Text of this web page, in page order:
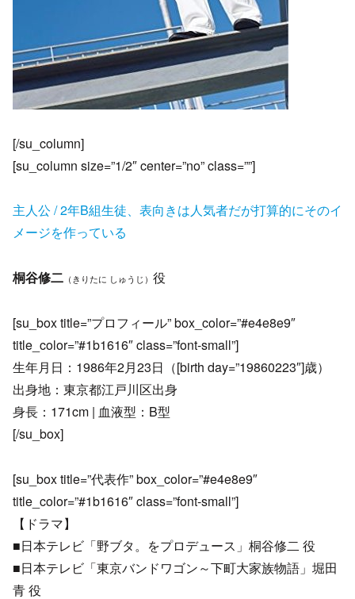
[/su_column]
[su_column size=”1/2″ center=”no” class=””]
主人公 / 2年B組生徒、表向きは人気者だが打算的にそのイ
メージを作っている
桐谷修二 （きりたに しゅうじ） 役
[su_box title=”プロフィール” box_color=”#e4e8e9″
title_color=”#1b1616″ class=”font-small”]
生年月日：1986年2月23日（[birth day=”19860223″]歳）
出身地：東京都江戸川区出身
身長：171cm | 血液型：B型
[/su_box]
[su_box title=”代表作” box_color=”#e4e8e9″
title_color=”#1b1616″ class=”font-small”]
【ドラマ】
■日本テレビ「野ブタ。をプロデュース」桐谷修二 役
■日本テレビ「東京バンドワゴン～下町大家族物語」堀田
青 役